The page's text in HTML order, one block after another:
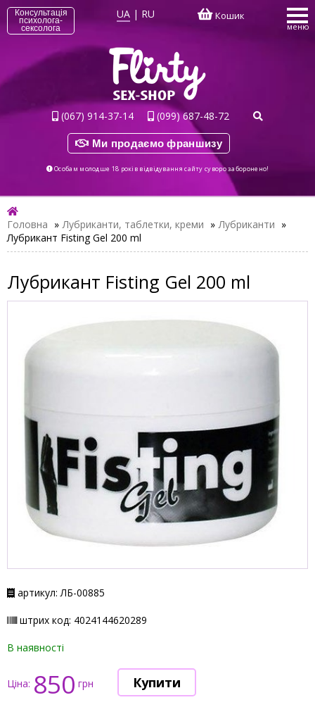
Консультація
психолога-
сексолога
UA | RU Кошик
меню
(067) 914-37-14 (099) 687-48-72
Ми продаємо франшизу
Особам молодше 18 років відвідування сайту суворо заборонено!
Головна » Лубриканти, таблетки, креми » Лубриканти »
Лубрикант Fisting Gel 200 ml
Лубрикант Fisting Gel 200 ml
артикул: ЛБ-00885
штрих код: 4024144620289
В наявності
Ціна: 850 грн